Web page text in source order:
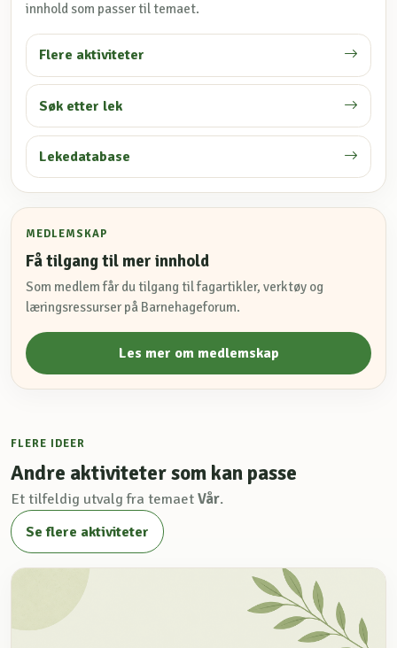
innhold som passer til temaet.
Flere aktiviteter
Søk etter lek
Lekedatabase
MEDLEMSKAP
Få tilgang til mer innhold
Som medlem får du tilgang til fagartikler, verktøy og
læringsressurser på Barnehageforum.
Les mer om medlemskap
FLERE IDEER
Andre aktiviteter som kan passe
Et tilfeldig utvalg fra temaet Vår.
Se flere aktiviteter